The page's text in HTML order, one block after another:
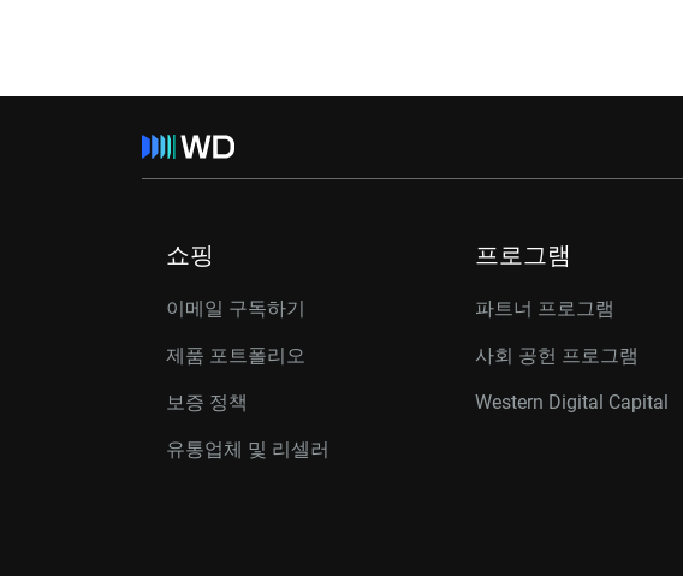
쇼핑
이메일 구독하기
제품 포트폴리오
보증 정책
유통업체 및 리셀러
프로그램
파트너 프로그램
사회 공헌 프로그램
Western Digital Capital